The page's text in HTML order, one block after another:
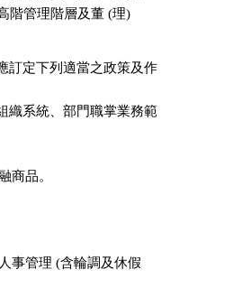
階管理階層及董 (理)
訂定下列適當之政策及作
織系統、部門職掌業務範
商品。
事管理 (含輪調及休假